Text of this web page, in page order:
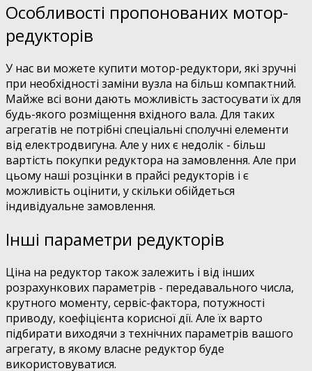
Особливості пропонованих мотор-
редукторів
У нас ви можете купити мотор-редуктори, які зручні
при необхідності заміни вузла на більш компактний.
Майже всі вони дають можливість застосувати їх для
будь-якого розміщення вхідного вала. Для таких
агрегатів не потрібні спеціальні сполучні елементи
від електродвигуна. Але у них є недолік - більш
вартість покупки редуктора на замовлення. Але при
цьому наші розцінки в прайсі редукторів і є
можливість оцінити, у скільки обійдеться
індивідуальне замовлення.
Інші параметри редукторів
Ціна на редуктор також залежить і від інших
розрахункових параметрів - передавального числа,
крутного моменту, сервіс-фактора, потужності
приводу, коефіцієнта корисної дії. Але їх варто
підбирати виходячи з технічних параметрів вашого
агрегату, в якому власне редуктор буде
використовуватися.